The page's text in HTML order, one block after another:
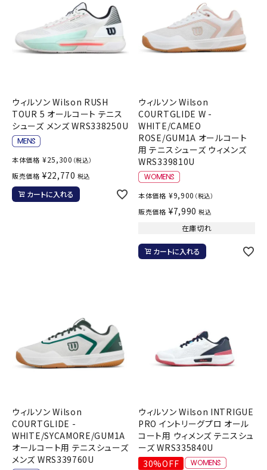
ウィルソン Wilson RUSH
TOUR 5 オールコート テニス
シューズ メンズ WRS338250U
本体価格 ¥25,300 （税込）
販売価格 ¥22,770 税込
カートに入れる
ウィルソン Wilson
COURTGLIDE W -
WHITE/CAMEO
ROSE/GUM1A オールコート
用 テニスシューズ ウィメンズ
WRS339810U
本体価格 ¥9,900 （税込）
販売価格 ¥7,990 税込
在庫切れ
カートに入れる
ウィルソン Wilson
COURTGLIDE -
WHITE/SYCAMORE/GUM1A
オールコート用 テニスシューズ
メンズ WRS339760U
ウィルソン Wilson INTRIGUE
PRO イントリーグプロ オール
コート用 ウィメンズ テニスシュ
ーズ WRS335840U
30%OFF